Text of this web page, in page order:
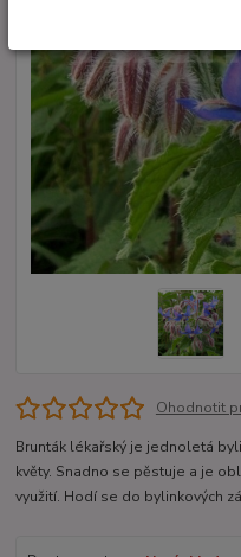
Ohodnotit
Brunták lékařský je jednoletá
květy. Snadno se pěstuje a je
využití. Hodí se do bylinkových